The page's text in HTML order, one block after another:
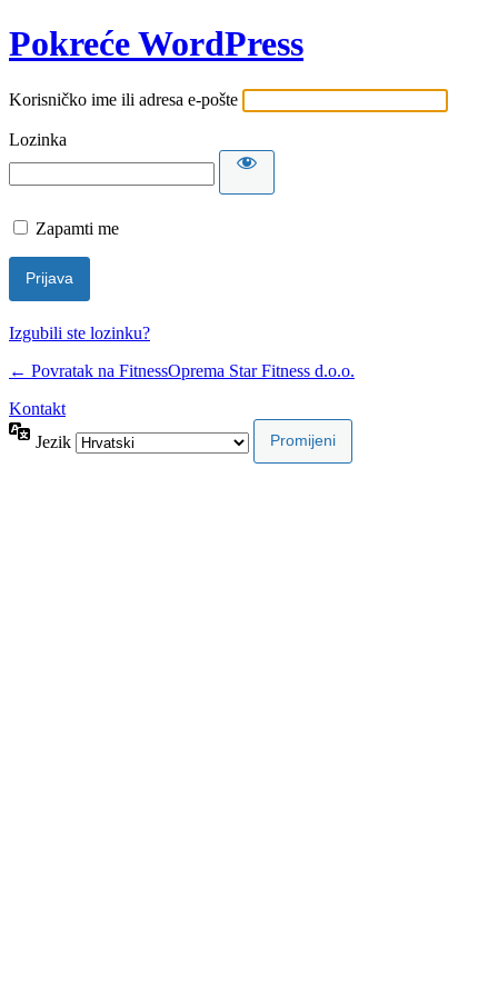
Pokreće WordPress
Korisničko ime ili adresa e-pošte
Lozinka
Zapamti me
Izgubili ste lozinku?
← Povratak na FitnessOprema Star Fitness d.o.o.
Kontakt
Jezik